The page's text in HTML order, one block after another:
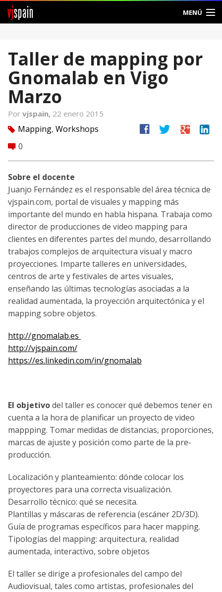
vjspain MENÚ
Foros
Noticias
Ayuda
Entrar
Crear Cuenta
Taller de mapping por
Gnomalab en Vigo
Marzo
Por vjspain, 22 enero 2015
tag Mapping, Workshops
comment 0
facebook twitter google linkedin
Sobre el docente
Juanjo Fernández es el responsable del área técnica de
vjspain.com, portal de visuales y mapping más
importante del mundo en habla hispana. Trabaja como
director de producciones de video mapping para
clientes en diferentes partes del mundo, desarrollando
trabajos complejos de arquitectura visual y macro
proyecciones. Imparte talleres en universidades,
centros de arte y festivales de artes visuales,
enseñando las últimas tecnologías asociadas a la
realidad aumentada, la proyección arquitectónica y el
mapping sobre objetos.
http://gnomalab.es
http://vjspain.com/
https://es.linkedin.com/in/gnomalab
El objetivodel taller es conocer qué debemos tener en
cuenta a la hora de planificar un proyecto de video
mappping. Tomar medidas de distancias, proporciones,
marcas de ajuste y posición como parte de la pre-
producción.
Localización y planteamiento: dónde colocar los
proyectores para una correcta visualización.
Desarrollo técnico: qué se necesita.
Plantillas y máscaras de referencia (escáner 2D/3D).
Guía de programas específicos para hacer mapping.
Tipologías del mapping: arquitectura, realidad
aumentada, interactivo, sobre objetos
El taller se dirige a profesionales del campo del
Audiovisual, tales como artistas, profesionales del